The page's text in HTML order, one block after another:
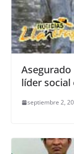
líder social
septiembre 2,